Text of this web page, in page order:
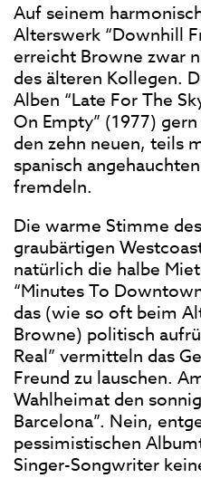
Auf seinem
Alterswerk “Downhill
erreicht Browne zwar
des älteren Kollegen.
Alben “Late For The
On Empty” (1977)
den zehn neuen, teils
spanisch
fremdeln.
Die warme Stimme
graubärtigen
natürlich die halbe
“Minutes To
das (wie so oft beim
Browne) politisch
Real” vermitteln das
Freund zu lauschen.
Wahlheimat den
Barcelona”. Nein,
pessimistischen
Singer-Songwriter